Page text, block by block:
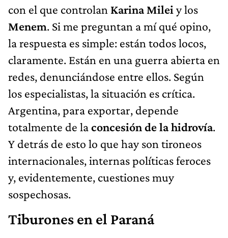
con el que controlan Karina Milei y los
Menem. Si me preguntan a mí qué opino,
la respuesta es simple: están todos locos,
claramente. Están en una guerra abierta en
redes, denunciándose entre ellos. Según
los especialistas, la situación es crítica.
Argentina, para exportar, depende
totalmente de laconcesión de la hidrovía.
Y detrás de esto lo que hay son tironeos
internacionales, internas políticas feroces
y, evidentemente, cuestiones muy
sospechosas.
Tiburones en el Paraná